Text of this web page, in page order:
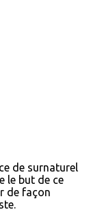
de surnaturel
le but de ce
de façon